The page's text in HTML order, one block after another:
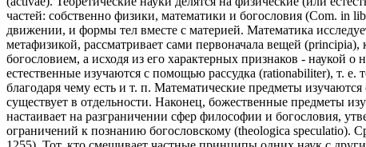
частей: собственно физики, математики и богословия (Com. in
движении, и формы тел вместе с материей. Математика
метафизикой, рассматривает сами первоначала вещей
богословием, а исходя из его характерных признаков -
естественные изучаются с помощью рассудка (rationabiliter), т.
благодаря чему есть и т. п. Математические предметы
существует в отдельности. Наконец, божественные предметы
настаивает на разграничении сфер философии и богословия,
ограничений к познанию богословскому (theologica